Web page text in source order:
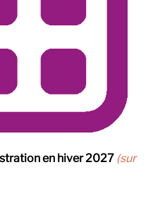
en hiver 2027 (sur